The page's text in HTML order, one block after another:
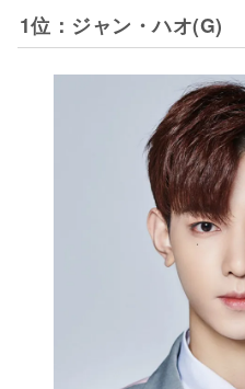
1位：ジャン・ハオ(G)